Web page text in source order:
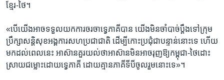
ខ្មែរ-ថៃ។
«បើ​យើង​អាច​ទទួល​យក​ការ​ចរចា​ទ្វេភាគី​បាន​ ​យើង​មិន​ចាំបាច់​ប្តឹង​ទៅ​ក្រុម​
ប្រឹក្សា​សន្តិសុខ​អង្គការ​សហ​ប្រជាជាតិ​ ​ដើម្បី​កោះ​ប្រជុំ​ជា​បន្ទាន់​នោះ​ទេ​ ​ហើយ​
មក​ដល់​ពេល​នេះ​ ​អាស៊ានគួរ​យល់​ថាអាស៊ាន​មិនអាច​រុញ​ឱ្យ​កម្ពុជា-ថៃ​ដោះ
ស្រាយ​ជម្លោះ​ដោយ​ទ្វេភាគី​ ដោយ​គ្មាន​ភាគី​ទីបី​ចូលរួម​នោះ​ទេ»។